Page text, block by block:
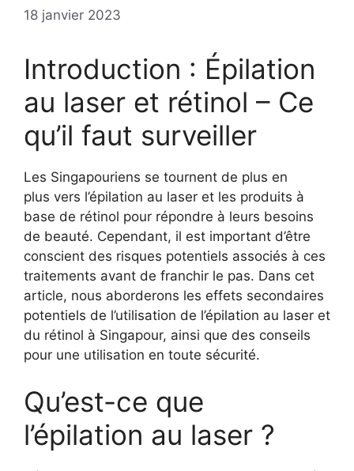
18 janvier 2023
Introduction : Épilation
au laser et rétinol – Ce
qu’il faut surveiller
Les Singapouriens se tournent de plus en
plus vers l’épilation au laser et les produits à
base de rétinol pour répondre à leurs besoins
de beauté. Cependant, il est important d’être
conscient des risques potentiels associés à ces
traitements avant de franchir le pas. Dans cet
article, nous aborderons les effets secondaires
potentiels de l’utilisation de l’épilation au laser et
du rétinol à Singapour, ainsi que des conseils
pour une utilisation en toute sécurité.
Qu’est-ce que
l’épilation au laser ?